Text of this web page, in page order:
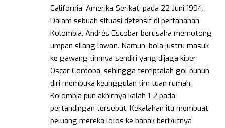
California, Amerika Serikat, pada 22 Juni 1994.
Dalam sebuah situasi defensif di pertahanan
Kolombia, Andrés Escobar berusaha memotong
umpan silang lawan. Namun, bola justru masuk
ke gawang timnya sendiri yang dijaga kiper
Oscar Cordoba, sehingga terciptalah gol bunuh
diri membuka keunggulan tim tuan rumah.
Kolombia pun akhirnya kalah 1-2 pada
pertandingan tersebut. Kekalahan itu membuat
peluang mereka lolos ke babak berikutnya